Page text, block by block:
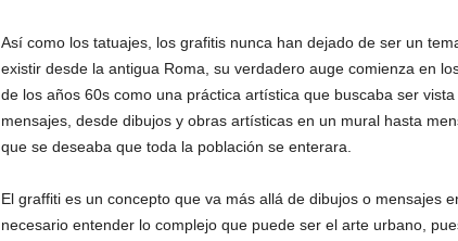
Así como los tatuajes, los grafitis nunca han dejado de ser un
existir desde la antigua Roma, su verdadero auge comienza en
de los años 60s como una práctica artística que buscaba ser
mensajes, desde dibujos y obras artísticas en un mural hasta
que se deseaba que toda la población se enterara.
El graffiti es un concepto que va más allá de dibujos o mensajes
necesario entender lo complejo que puede ser el arte urbano,